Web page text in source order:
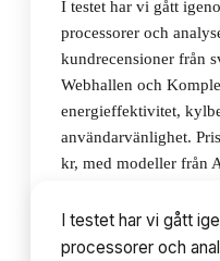
I testet har vi gått
processorer och
kundrecensioner från
Webhallen och
energieffektivitet,
användarvänlighet.
kr, med modeller från
Innehållsförteckning
I testet har vi gått
processorer och